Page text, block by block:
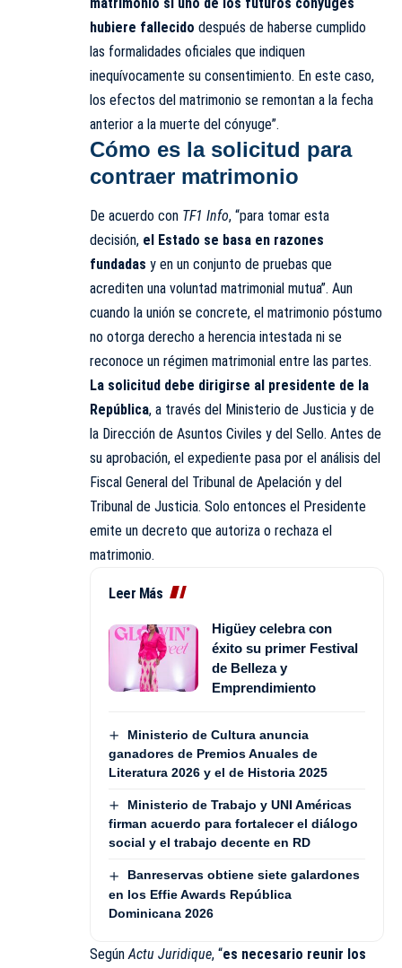
hubiere fallecido después de haberse cumplido
las formalidades oficiales que indiquen
inequívocamente su consentimiento. En este caso,
los efectos del matrimonio se remontan a la fecha
anterior a la muerte del cónyuge”.
Cómo es la solicitud para
contraer matrimonio
De acuerdo con TF1 Info, “para tomar esta
decisión, el Estado se basa en razones
fundadas y en un conjunto de pruebas que
acrediten una voluntad matrimonial mutua”. Aun
cuando la unión se concrete, el matrimonio póstumo
no otorga derecho a herencia intestada ni se
reconoce un régimen matrimonial entre las partes.
La solicitud debe dirigirse al presidente de la
República, a través del Ministerio de Justicia y de
la Dirección de Asuntos Civiles y del Sello. Antes de
su aprobación, el expediente pasa por el análisis del
Fiscal General del Tribunal de Apelación y del
Tribunal de Justicia. Solo entonces el Presidente
emite un decreto que autoriza o rechaza el
matrimonio.
Leer Más
Higüey celebra con
éxito su primer Festival
de Belleza y
Emprendimiento
Ministerio de Cultura anuncia
ganadores de Premios Anuales de
Literatura 2026 y el de Historia 2025
Ministerio de Trabajo y UNI Américas
firman acuerdo para fortalecer el diálogo
social y el trabajo decente en RD
Banreservas obtiene siete galardones
en los Effie Awards República
Dominicana 2026
Según Actu Juridique, “es necesario reunir los